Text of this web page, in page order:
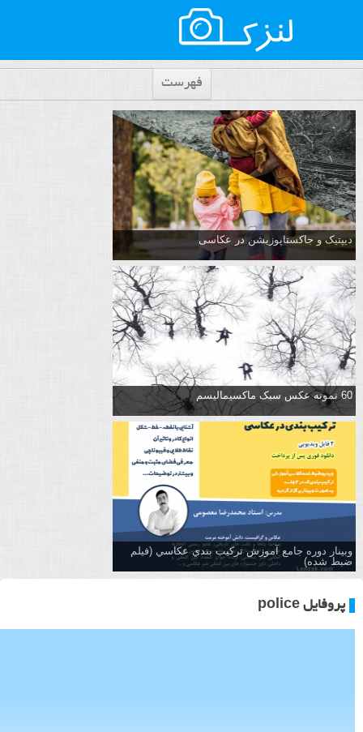
فهرست
دیپتیک و جاکستا‌پوزیشن در عکاسی
60 نمونه عکس سبک ماکسیمالیسم
وبینار دوره جامع آموزش تركيب بندي عكاسي (فیلم
ضبط شده)
پروفایل police